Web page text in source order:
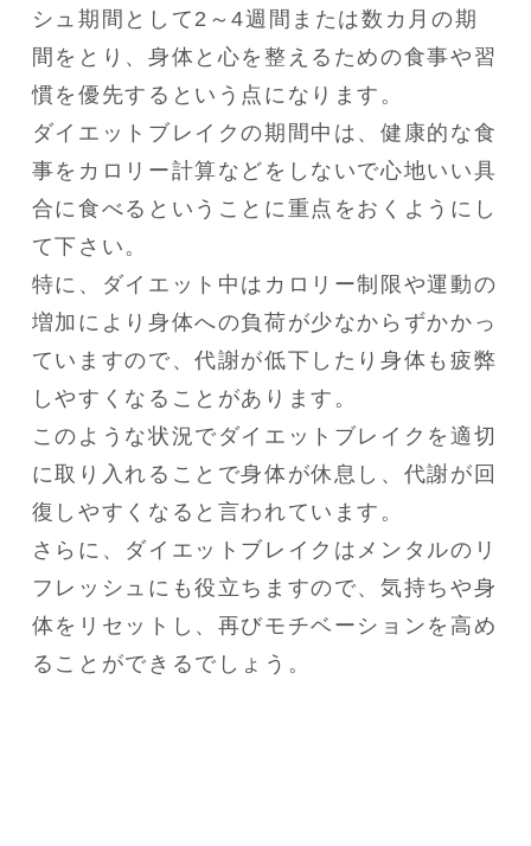
シュ期間として2～4週間または数カ月の期
間をとり、身体と心を整えるための食事や習
慣を優先するという点になります。
ダイエットブレイクの期間中は、健康的な食
事をカロリー計算などをしないで心地いい具
合に食べるということに重点をおくようにし
て下さい。
特に、ダイエット中はカロリー制限や運動の
増加により身体への負荷が少なからずかかっ
ていますので、代謝が低下したり身体も疲弊
しやすくなることがあります。
このような状況でダイエットブレイクを適切
に取り入れることで身体が休息し、代謝が回
復しやすくなると言われています。
さらに、ダイエットブレイクはメンタルのリ
フレッシュにも役立ちますので、気持ちや身
体をリセットし、再びモチベーションを高め
ることができるでしょう。